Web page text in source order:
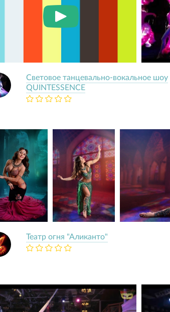
Световое танцевально-вокальное шоу
QUINTESSENCE
Театр огня "Аликанто"